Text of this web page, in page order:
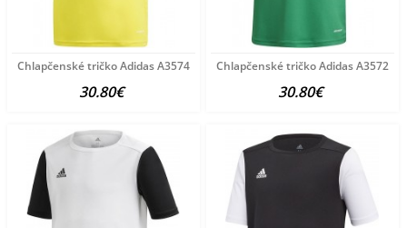
Chlapčenské tričko Adidas A3574
30.80€
Chlapčenské tričko Adidas A3572
30.80€